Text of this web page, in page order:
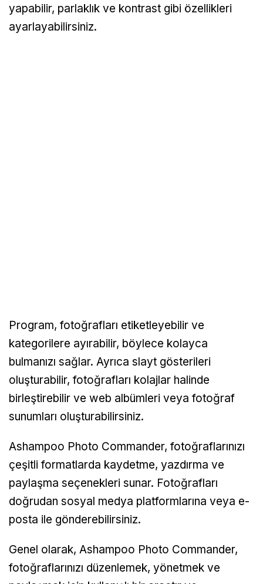
yapabilir, parlaklık ve kontrast gibi özellikleri
ayarlayabilirsiniz.
Program, fotoğrafları etiketleyebilir ve
kategorilere ayırabilir, böylece kolayca
bulmanızı sağlar. Ayrıca slayt gösterileri
oluşturabilir, fotoğrafları kolajlar halinde
birleştirebilir ve web albümleri veya fotoğraf
sunumları oluşturabilirsiniz.
Ashampoo Photo Commander, fotoğraflarınızı
çeşitli formatlarda kaydetme, yazdırma ve
paylaşma seçenekleri sunar. Fotoğrafları
doğrudan sosyal medya platformlarına veya e-
posta ile gönderebilirsiniz.
Genel olarak, Ashampoo Photo Commander,
fotoğraflarınızı düzenlemek, yönetmek ve